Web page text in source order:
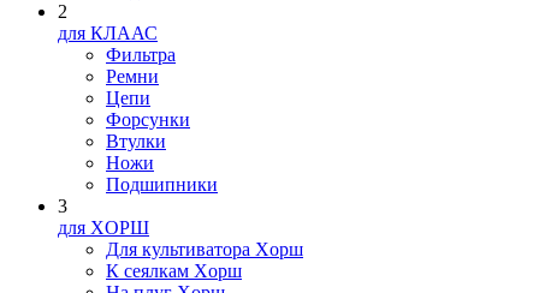
2
для КЛААС
Фильтра
Ремни
Цепи
Форсунки
Втулки
Ножи
Подшипники
3
для XOPШ
Для культиватора Xopш
К сеялкам Xopш